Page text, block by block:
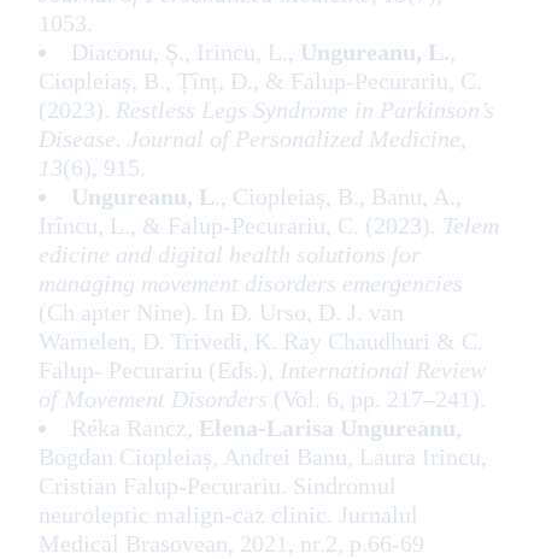
1053.
Diaconu, Ş., Irincu, L., Ungureanu, L.,
Ciopleiaș, B., Țînț, D., & Falup-Pecurariu, C.
(2023). Restless Legs Syndrome in Parkinson’s
Disease. Journal of Personalized Medicine,
13(6), 915.
Ungureanu, L., Ciopleiaș, B., Banu, A.,
Irîncu, L., & Falup-Pecurariu, C. (2023). Telem
edicine and digital health solutions for
managing movement disorders emergencies
(Ch apter Nine). In D. Urso, D. J. van
Wamelen, D. Trivedi, K. Ray Chaudhuri & C.
Falup- Pecurariu (Eds.), International Review
of Movement Disorders (Vol. 6, pp. 217–241).
Réka Rancz, Elena-Larisa Ungureanu,
Bogdan Ciopleiaș, Andrei Banu, Laura Irincu,
Cristian Falup-Pecurariu. Sindromul
neuroleptic malign-caz clinic. Jurnalul
Medical Brasovean, 2021, nr.2, p.66-69